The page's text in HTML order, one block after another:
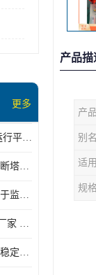
更多
喷淋联动 喷淋范围广 运行平稳 噪音小
塔吊防碰撞系统 方便诊断塔机状态 自动变焦智能化跟踪
塔机防碰撞监控系统 便于监督和管理 主要应用于塔机的实时监控
芜湖塔吊安全监控系统厂家 外观简洁大方 减少盲吊引发的事故
塔吊安全监控系统订购 稳定性高 结构清晰稳定
产品描
产
别名
适
规